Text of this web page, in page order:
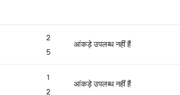
2
5
आंकड़े उपलब्ध नहीं हैं
1
2
आंकड़े उपलब्ध नहीं हैं